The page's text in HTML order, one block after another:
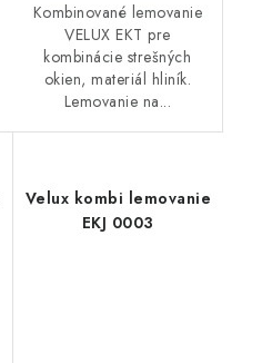
Kombinované lemovanie
VELUX EKT pre
kombinácie strešných
okien, materiál hliník.
Lemovanie na...
Velux kombi lemovanie
EKJ 0003